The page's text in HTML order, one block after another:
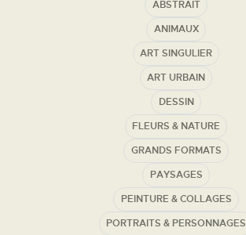
ABSTRAIT
ANIMAUX
ART SINGULIER
ART URBAIN
DESSIN
FLEURS & NATURE
GRANDS FORMATS
PAYSAGES
PEINTURE & COLLAGES
PORTRAITS & PERSONNAGES
Mardi de 8h30 à 19h00
Mercredi de 8h30 à 19h00
21h00
Samedi de 9h30 à 19h00